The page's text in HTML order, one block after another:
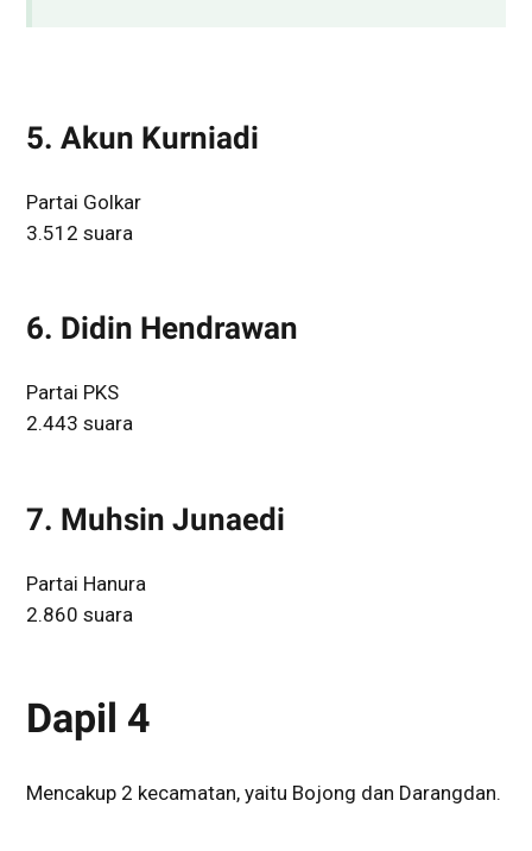
5. Akun Kurniadi
Partai Golkar
3.512 suara
6. Didin Hendrawan
Partai PKS
2.443 suara
7. Muhsin Junaedi
Partai Hanura
2.860 suara
Dapil 4
Mencakup 2 kecamatan, yaitu Bojong dan Darangdan.